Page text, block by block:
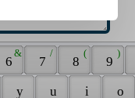
6
&
7
/
8
(
9
)
y u i
o